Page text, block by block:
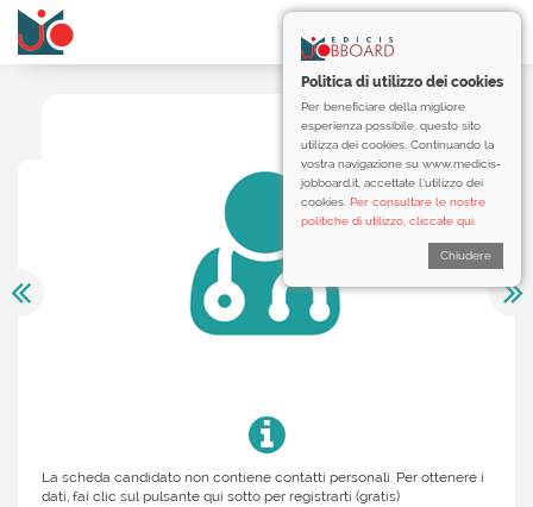
Politica di utilizzo dei cookies
Per beneficiare della migliore
esperienza possibile, questo sito
utilizza dei cookies. Continuando la
vostra navigazione su www.medicis-
jobboard.it, accettate l’utilizzo dei
cookies. Per consultare le nostre
politiche di utilizzo, cliccate qui.
Chiudere
La scheda candidato non contiene contatti personali. Per ottenere i
dati, fai clic sul pulsante qui sotto per registrarti (gratis)